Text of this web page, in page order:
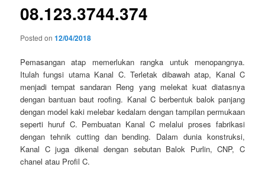
08.123.3744.374
Posted on12/04/2018
Pemasangan atap memerlukan rangka untuk menopangnya.
Itulah fungsi utama Kanal C. Terletak dibawah atap, Kanal C
menjadi tempat sandaran Reng yang melekat kuat diatasnya
dengan bantuan baut roofing. Kanal C berbentuk balok panjang
dengan model kaki melebar kedalam dengan tampilan permukaan
seperti huruf C. Pembuatan Kanal C melalui proses fabrikasi
dengan tehnik cutting dan bending. Dalam dunia konstruksi,
Kanal C juga dikenal dengan sebutan Balok Purlin, CNP, C
chanel atau Profil C.